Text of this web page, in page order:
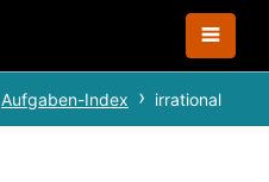
Aufgaben-Index irrational